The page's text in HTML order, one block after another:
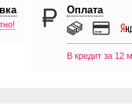
Оплата
В кредит за 12